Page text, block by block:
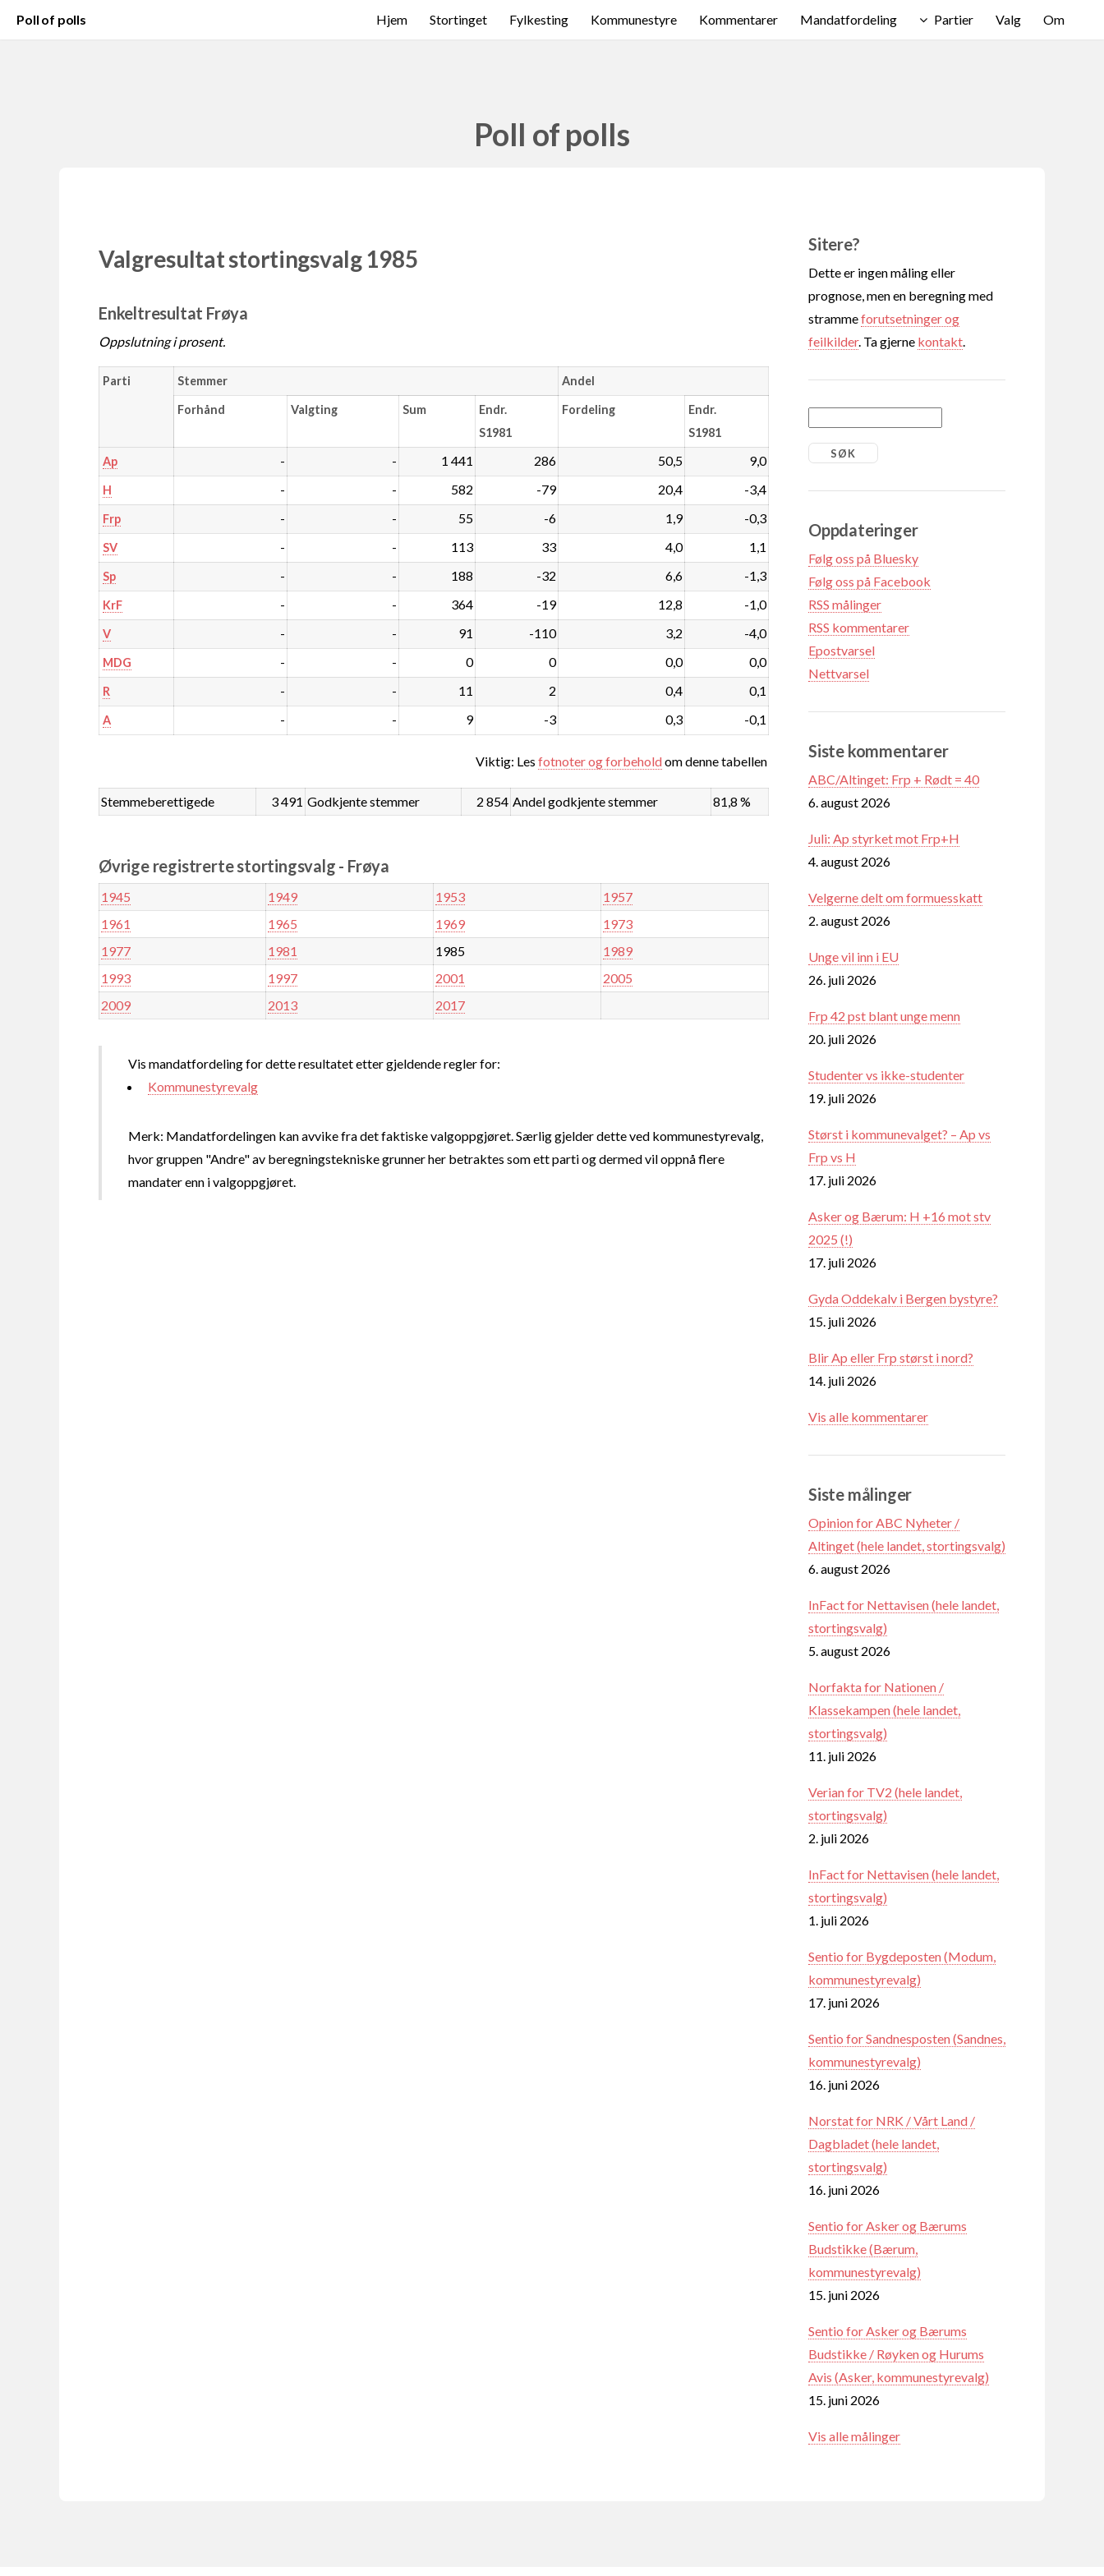
Poll of polls Hjem Stortinget Fylkesting Kommunestyre Kommentarer Mandatfordeling Partier Valg Om
Poll of polls
Valgresultat stortingsvalg 1985
Enkeltresultat Frøya
Oppslutning i prosent.
Parti Stemmer Andel
Forhånd Valgting Sum
Endr.
S1981
Fordeling
Endr.
S1981
Ap - - 1 441 286 50,5 9,0
H - - 582 -79 20,4 -3,4
Frp - - 55 -6 1,9 -0,3
SV - - 113 33 4,0 1,1
Sp - - 188 -32 6,6 -1,3
KrF - - 364 -19 12,8 -1,0
V - - 91 -110 3,2 -4,0
MDG - - 0 0 0,0 0,0
R - - 11 2 0,4 0,1
A - - 9 -3 0,3 -0,1
Viktig: Les fotnoter og forbeholdom denne tabellen
Stemmeberettigede 3 491 Godkjente stemmer 2 854 Andel godkjente stemmer 81,8 %
Øvrige registrerte stortingsvalg - Frøya
1945 1949 1953
1957
1961
1965 1969
1973
1977
1981 1985
1989
1993
1997 2001
2005
2009
2013 2017
Vis mandatfordeling for dette resultatet etter gjeldende regler for:
Kommunestyrevalg
Merk: Mandatfordelingen kan avvike fra det faktiske valgoppgjøret. Særlig gjelder dette ved kommunestyrevalg,
hvor gruppen "Andre" av beregningstekniske grunner her betraktes som ett parti og dermed vil oppnå flere
mandater enn i valgoppgjøret.
Sitere?
Dette er ingen måling eller
prognose, men en beregning med
strammeforutsetninger og
feilkilder. Ta gjerne kontakt
Oppdateringer
Følg oss på Bluesky
Følg oss på Facebook
RSS målinger
RSS kommentarer
Epostvarsel
Nettvarsel
Siste kommentarer
ABC/Altinget: Frp + Rødt = 40
6. august 2026
Juli: Ap styrket mot Frp+H
4. august 2026
Velgerne delt om formuesskatt
2. august 2026
Unge vil inn i EU
26. juli 2026
Frp 42 pst blant unge menn
20. juli 2026
Studenter vs ikke-studenter
19. juli 2026
Størst i kommunevalget? – Ap vs
Frp vs H
17. juli 2026
Asker og Bærum: H +16 mot stv
2025 (!)
17. juli 2026
Gyda Oddekalv i Bergen bystyre?
15. juli 2026
Blir Ap eller Frp størst i nord?
14. juli 2026
Vis alle kommentarer
Siste målinger
Opinion for ABC Nyheter /
Altinget (hele landet, stortingsvalg)
6. august 2026
InFact for Nettavisen (hele landet,
stortingsvalg)
5. august 2026
Norfakta for Nationen /
Klassekampen (hele landet,
stortingsvalg)
11. juli 2026
Verian for TV2 (hele landet,
stortingsvalg)
2. juli 2026
InFact for Nettavisen (hele landet,
stortingsvalg)
1. juli 2026
Sentio for Bygdeposten (Modum,
kommunestyrevalg)
17. juni 2026
Sentio for Sandnesposten (Sandnes,
kommunestyrevalg)
16. juni 2026
Norstat for NRK / Vårt Land /
Dagbladet (hele landet,
stortingsvalg)
16. juni 2026
Sentio for Asker og Bærums
Budstikke (Bærum,
kommunestyrevalg)
15. juni 2026
Sentio for Asker og Bærums
Budstikke / Røyken og Hurums
Avis (Asker, kommunestyrevalg)
15. juni 2026
Vis alle målinger